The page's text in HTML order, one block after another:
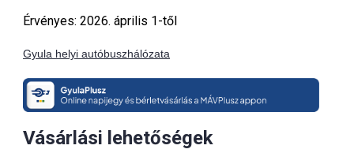
Érvényes: 2026. április 1-től
Gyula helyi autóbuszhálózata
Vásárlási lehetőségek